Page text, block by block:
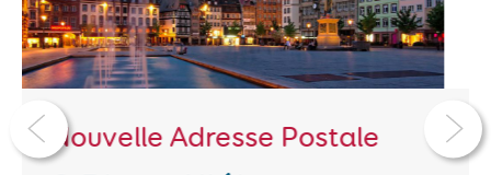
Lundi 28 Septembre